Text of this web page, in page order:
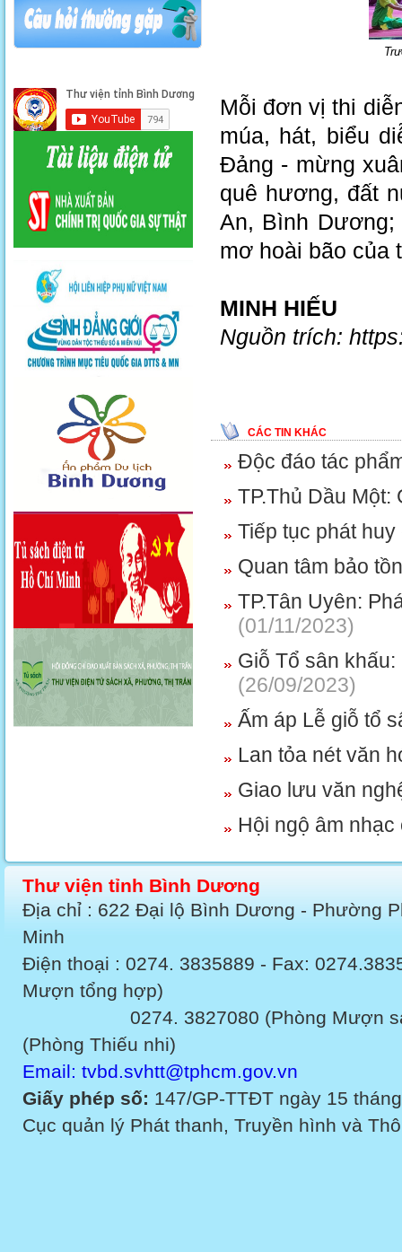
Mỗi đơn vị thi
múa, hát, biểu
Đảng - mừng
quê hương, đất
An, Bình
mơ hoài bão của
MINH HIẾU
Nguồn trích:
CÁC TIN KHÁC
Độc đáo tác
TP.Thủ Dầu Một:
Tiếp tục phát
Quan tâm bảo
TP.Tân Uyên:
(01/11/2023)
Giỗ Tổ sân
(26/09/2023)
Ấm áp Lễ giỗ tổ
Lan tỏa nét văn
Giao lưu văn
Hội ngộ âm
Thư viện tỉnh Bình Dương
Địa chỉ : 622 Đại lộ Bình Dương - Phường
Minh
Điện thoại : 0274. 3835889 - Fax:
Mượn tổng hợp)
0274. 3827080 (Phòng Mượn sách
(Phòng Thiếu nhi)
Email: tvbd.svhtt@tphcm.gov.vn
Giấy phép số: 147/GP-TTĐT ngày 15
Cục quản lý Phát thanh, Truyền hình và